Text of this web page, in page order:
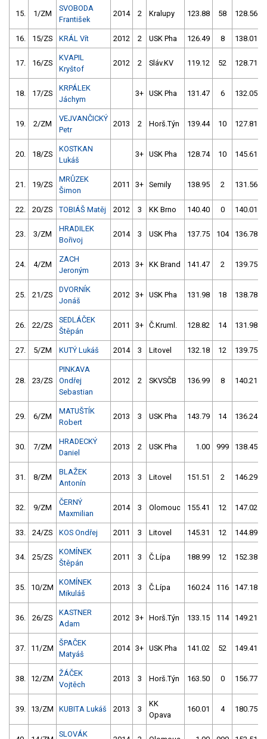
15. 1/ZM
SVOBODA
František
2014 2 Kralupy 123.88 58 128.56
16. 15/ZS KRÁL Vít 2012 2 USK Pha 126.49 8 138.01
17. 16/ZS
KVAPIL
Kryštof
2012 2 Sláv.KV 119.12 52 128.71
18. 17/ZS
KRPÁLEK
Jáchym
3+ USK Pha 131.47 6 132.05
19. 2/ZM
VEJVANČICKÝ
Petr
2013 2 Horš.Týn 139.44 10 127.81
20. 18/ZS
KOSTKAN
Lukáš
3+ USK Pha 128.74 10 145.61
21. 19/ZS
MRŮZEK
Šimon
2011 3+ Semily 138.95 2 131.56
22. 20/ZS TOBIÁŠ Matěj 2012 3 KK Brno 140.40 0 140.01
23. 3/ZM
HRADILEK
Bořivoj
2014 3 USK Pha 137.75 104 136.78
24. 4/ZM
ZACH
Jeroným
2013 3+ KK Brand 141.47 2 139.75
25. 21/ZS
DVORNÍK
Jonáš
2012 3+ USK Pha 131.98 18 138.78
26. 22/ZS
SEDLÁČEK
Štěpán
2011 3+ Č.Kruml. 128.82 14 131.98
27. 5/ZM KUTÝ Lukáš 2014 3 Litovel 132.18 12 139.75
28. 23/ZS
PINKAVA
Ondřej
Sebastian
2012 2 SKVSČB 136.99 8 140.21
29. 6/ZM
MATUŠTÍK
Robert
2013 3 USK Pha 143.79 14 136.24
30. 7/ZM
HRADECKÝ
Daniel
2013 2 USK Pha 1.00 999 138.45
31. 8/ZM
BLAŽEK
Antonín
2013 3 Litovel 151.51 2 146.29
32. 9/ZM
ČERNÝ
Maxmilian
2014 3 Olomouc 155.41 12 147.02
33. 24/ZS KOS Ondřej 2011 3 Litovel 145.31 12 144.89
34. 25/ZS
KOMÍNEK
Štěpán
2011 3 Č.Lípa 188.99 12 152.38
35. 10/ZM
KOMÍNEK
Mikuláš
2013 3 Č.Lípa 160.24 116 147.18
36. 26/ZS
KASTNER
Adam
2012 3+ Horš.Týn 133.15 114 149.21
37. 11/ZM
ŠPAČEK
Matyáš
2014 3+ USK Pha 141.02 52 149.41
38. 12/ZM
ŽÁČEK
Vojtěch
2013 3 Horš.Týn 163.50 0 156.77
39. 13/ZM KUBITA Lukáš 2013 3
KK
Opava
160.01 4 180.75
SLOVÁK